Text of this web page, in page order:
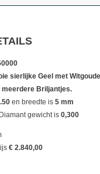
sierlijke Geel met
meerdere Briljantjes.
en breedte is 5 mm
Diamant gewicht is 0,300
€ 2.840,00